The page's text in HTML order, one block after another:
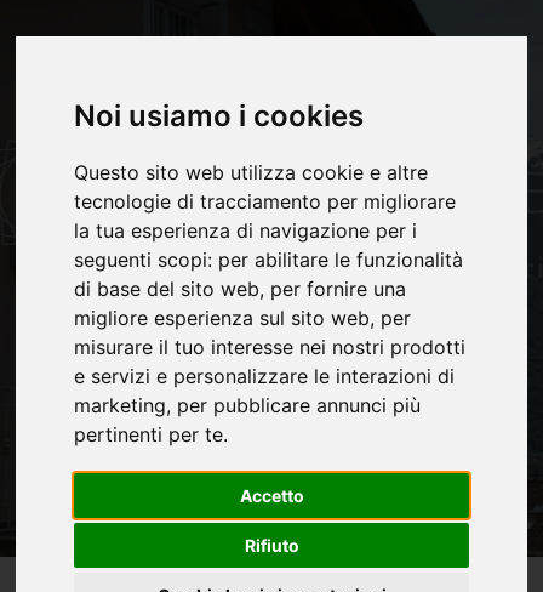
Noi usiamo i cookies
Questo sito web utilizza cookie e altre
tecnologie di tracciamento per migliorare
la tua esperienza di navigazione per i
seguenti scopi: per abilitare le funzionalità
di base del sito web, per fornire una
migliore esperienza sul sito web, per
misurare il tuo interesse nei nostri prodotti
e servizi e personalizzare le interazioni di
marketing, per pubblicare annunci più
pertinenti per te.
Accetto
Rifiuto
VENDUTO
IN VENDITA